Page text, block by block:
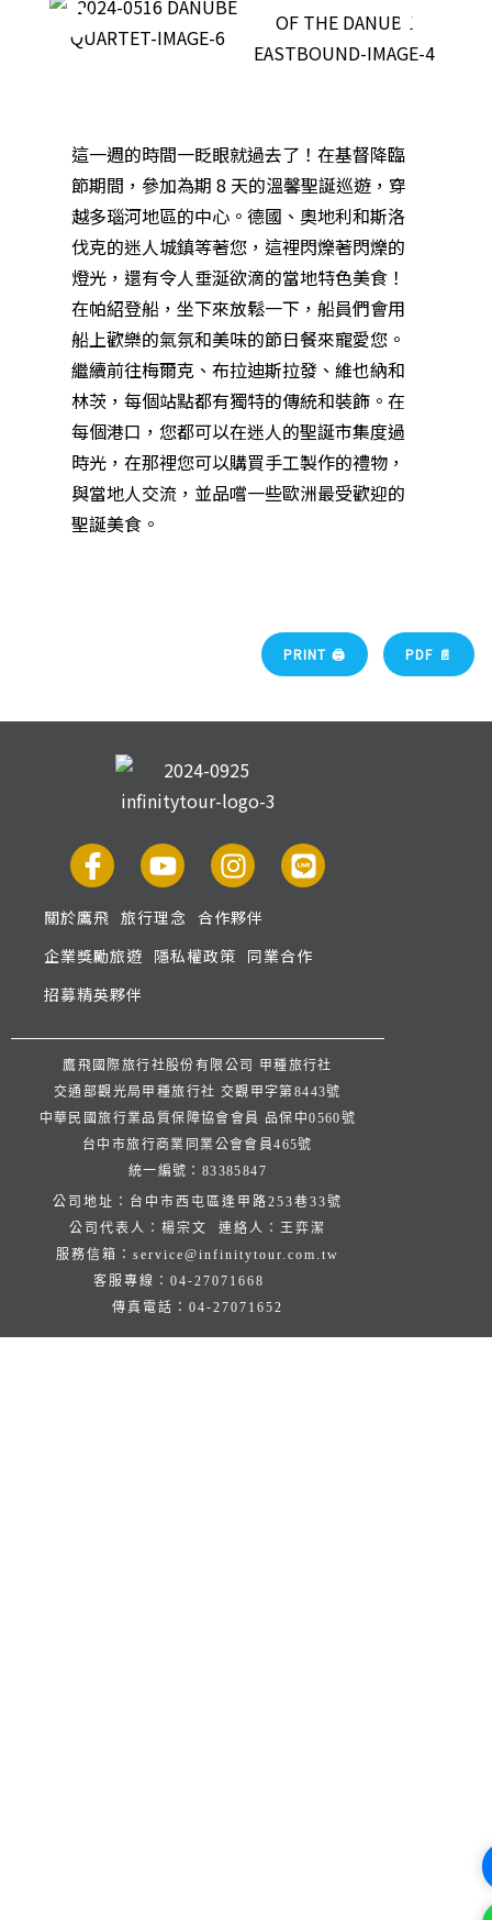
這一週的時間一眨眼就過去了！在基督降臨
節期間，參加為期 8 天的溫馨聖誕巡遊，穿
越多瑙河地區的中心。德國、奧地利和斯洛
伐克的迷人城鎮等著您，這裡閃爍著閃爍的
燈光，還有令人垂涎欲滴的當地特色美食！
在帕紹登船，坐下來放鬆一下，船員們會用
船上歡樂的氣氛和美味的節日餐來寵愛您。
繼續前往梅爾克、布拉迪斯拉發、維也納和
林茨，每個站點都有獨特的傳統和裝飾。在
每個港口，您都可以在迷人的聖誕市集度過
時光，在那裡您可以購買手工製作的禮物，
與當地人交流，並品嚐一些歐洲最受歡迎的
聖誕美食。
PRINT 🖨 PDF 📄
關於鷹飛 旅行理念 合作夥伴
企業獎勵旅遊 隱私權政策 同業合作
招募精英夥伴
鷹飛國際旅行社股份有限公司 甲種旅行社
交通部觀光局甲種旅行社 交觀甲字第8443號
中華民國旅行業品質保障協會會員 品保中0560號
台中市旅行商業同業公會會員465號
統一編號：83385847
公司地址：台中市西屯區逢甲路253巷33號
公司代表人：楊宗文 連絡人：王弈潔
服務信箱： service@infinitytour.com.tw
客服專線： 04-27071668
傳真電話： 04-27071652